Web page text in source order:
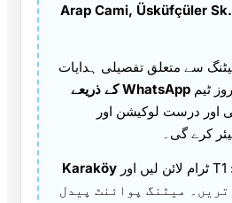
Arap Cami, Üsküfçüler
سے متعلق تفصیلی ہدایات
ٹیم WhatsApp کے ذریعے
اور درست لوکیشن اور
کرے گی۔
Karaköy
میٹنگ پوائنٹ پیدل